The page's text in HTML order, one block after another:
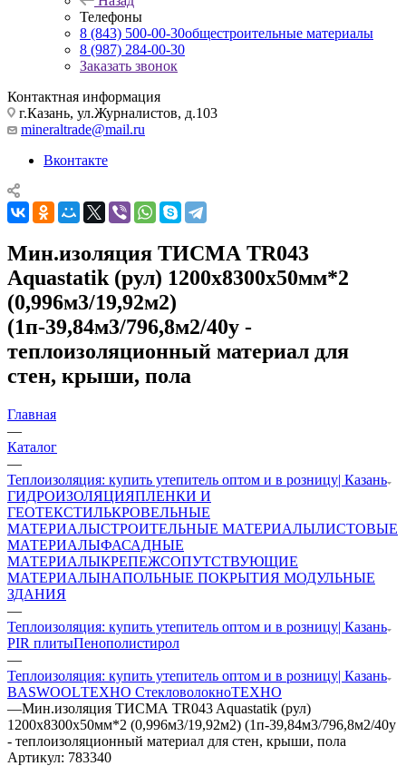
Телефоны
8 (843) 500-00-30общестроительные материалы
8 (987) 284-00-30
Заказать звонок
Контактная информация
г.Казань, ул.Журналистов, д.103
mineraltrade@mail.ru
Вконтакте
Мин.изоляция ТИСМА TR043
Aquastatik (рул) 1200х8300х50мм*2
(0,996м3/19,92м2)
(1п-39,84м3/796,8м2/40у -
теплоизоляционный материал для
стен, крыши, пола
Главная
—
Каталог
—
Теплоизоляция: купить утепитель оптом и в розницу| Казань
ГИДРОИЗОЛЯЦИЯПЛЕНКИ И
ГЕОТЕКСТИЛЬКРОВЕЛЬНЫЕ
МАТЕРИАЛЫСТРОИТЕЛЬНЫЕ МАТЕРИАЛЫЛИСТОВЫЕ
МАТЕРИАЛЫФАСАДНЫЕ
МАТЕРИАЛЫКРЕПЕЖСОПУТСТВУЮЩИЕ
МАТЕРИАЛЫНАПОЛЬНЫЕ ПОКРЫТИЯ МОДУЛЬНЫЕ
ЗДАНИЯ
—
Теплоизоляция: купить утепитель оптом и в розницу| Казань
PIR плитыПенополистирол
—
Теплоизоляция: купить утепитель оптом и в розницу| Казань
BASWOOLТЕХНО СтекловолокноТЕХНО
—Мин.изоляция ТИСМА TR043 Aquastatik (рул)
1200х8300х50мм*2 (0,996м3/19,92м2) (1п-39,84м3/796,8м2/40у
- теплоизоляционный материал для стен, крыши, пола
Артикул: 783340